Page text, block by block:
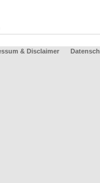
& Disclaimer